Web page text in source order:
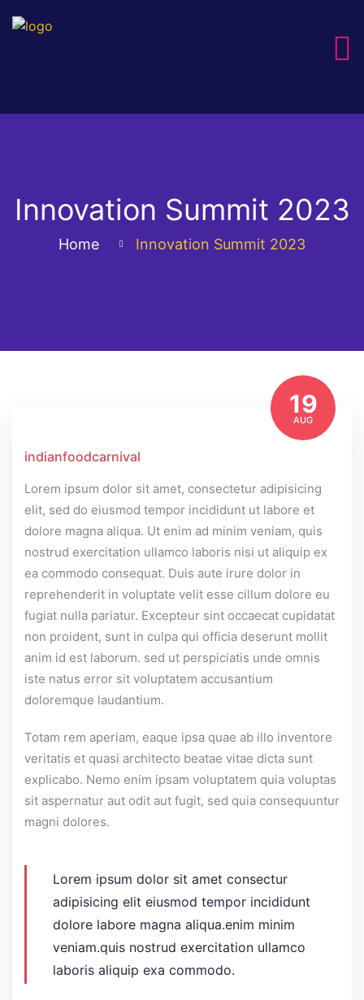
Innovation Summit 2023
Home Innovation Summit 2023
19
AUG
indianfoodcarnival
Lorem ipsum dolor sit amet, consectetur adipisicing
elit, sed do eiusmod tempor incididunt ut labore et
dolore magna aliqua. Ut enim ad minim veniam, quis
nostrud exercitation ullamco laboris nisi ut aliquip ex
ea commodo consequat. Duis aute irure dolor in
reprehenderit in voluptate velit esse cillum dolore eu
fugiat nulla pariatur. Excepteur sint occaecat cupidatat
non proident, sunt in culpa qui officia deserunt mollit
anim id est laborum. sed ut perspiciatis unde omnis
iste natus error sit voluptatem accusantium
doloremque laudantium.
Totam rem aperiam, eaque ipsa quae ab illo inventore
veritatis et quasi architecto beatae vitae dicta sunt
explicabo. Nemo enim ipsam voluptatem quia voluptas
sit aspernatur aut odit aut fugit, sed quia consequuntur
magni dolores.
Lorem ipsum dolor sit amet consectur
adipisicing elit eiusmod tempor incididunt
dolore labore magna aliqua.enim minim
veniam.quis nostrud exercitation ullamco
laboris aliquip exa commodo.